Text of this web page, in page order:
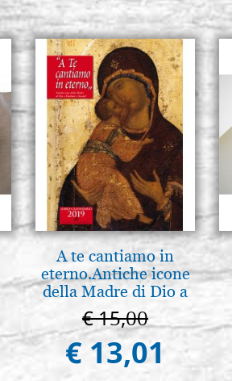
A te cantiamo in
eterno.Antiche icone
della Madre di Dio a
Vladimir e Suzdal
(libro-cal. 2019)
€ 15,00
€ 13,01